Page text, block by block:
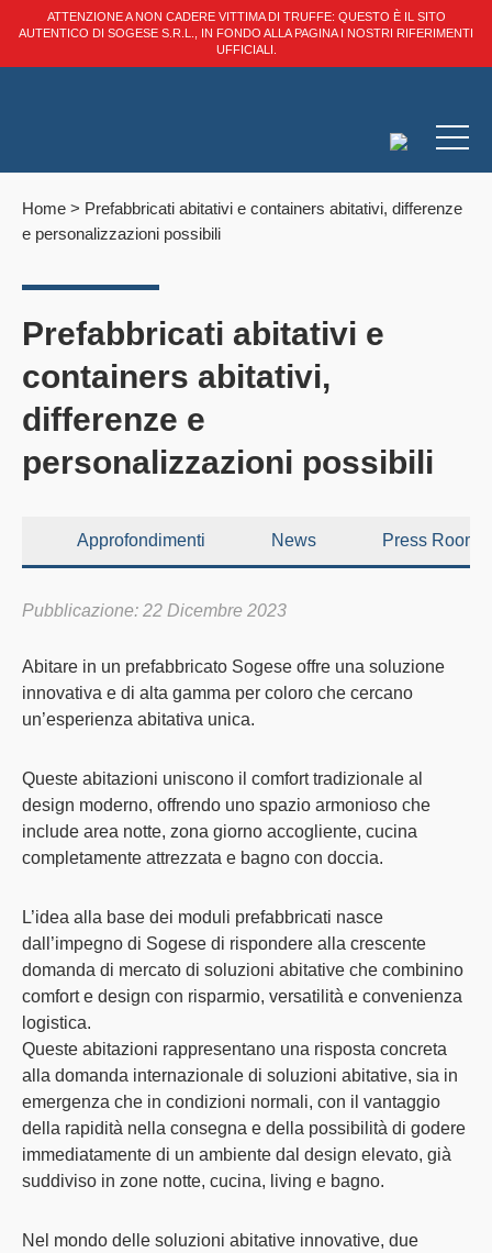
ATTENZIONE A NON CADERE VITTIMA DI TRUFFE: QUESTO È IL SITO
AUTENTICO DI SOGESE S.R.L., IN FONDO ALLA PAGINA I NOSTRI RIFERIMENTI
UFFICIALI.
Home > Prefabbricati abitativi e containers abitativi, differenze
e personalizzazioni possibili
Prefabbricati abitativi e
containers abitativi,
differenze e
personalizzazioni possibili
Approfondimenti News Press Room
Pubblicazione: 22 Dicembre 2023
Abitare in un prefabbricato Sogese offre una soluzione
innovativa e di alta gamma per coloro che cercano
un’esperienza abitativa unica.
Queste abitazioni uniscono il comfort tradizionale al
design moderno, offrendo uno spazio armonioso che
include area notte, zona giorno accogliente, cucina
completamente attrezzata e bagno con doccia.
L’idea alla base dei moduli prefabbricati nasce
dall’impegno di Sogese di rispondere alla crescente
domanda di mercato di soluzioni abitative che combinino
comfort e design con risparmio, versatilità e convenienza
logistica.
Queste abitazioni rappresentano una risposta concreta
alla domanda internazionale di soluzioni abitative, sia in
emergenza che in condizioni normali, con il vantaggio
della rapidità nella consegna e della possibilità di godere
immediatamente di un ambiente dal design elevato, già
suddiviso in zone notte, cucina, living e bagno.
Nel mondo delle soluzioni abitative innovative, due